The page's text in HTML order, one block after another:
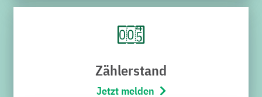
Zählerstand
Jetzt melden